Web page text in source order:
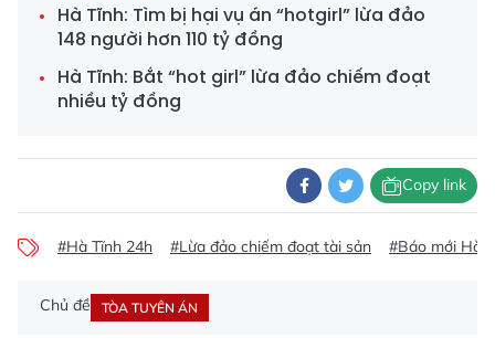
Hà Tĩnh: Tìm bị hại vụ án “hotgirl” lừa đảo
148 người hơn 110 tỷ đồng
Hà Tĩnh: Bắt “hot girl” lừa đảo chiếm đoạt
nhiều tỷ đồng
Copy link
#Hà Tĩnh 24h #Lừa đảo chiếm đoạt tài sản #Báo mới Hà
Chủ đề TÒA TUYÊN ÁN